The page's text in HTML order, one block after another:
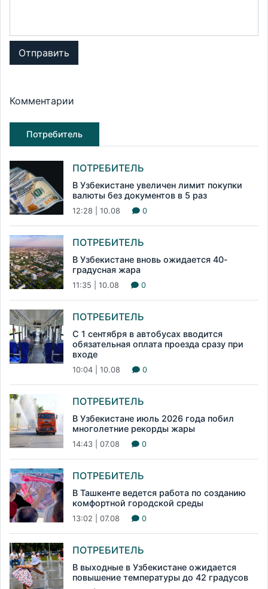
Отправить
Комментарии
Потребитель
ПОТРЕБИТЕЛЬ
В Узбекистане увеличен лимит покупки
валюты без документов в 5 раз
12:28 | 10.08 0
ПОТРЕБИТЕЛЬ
В Узбекистане вновь ожидается 40-
градусная жара
11:35 | 10.08 0
ПОТРЕБИТЕЛЬ
С 1 сентября в автобусах вводится
обязательная оплата проезда сразу при
входе
10:04 | 10.08 0
ПОТРЕБИТЕЛЬ
В Узбекистане июль 2026 года побил
многолетние рекорды жары
14:43 | 07.08 0
ПОТРЕБИТЕЛЬ
В Ташкенте ведется работа по созданию
комфортной городской среды
13:02 | 07.08 0
ПОТРЕБИТЕЛЬ
В выходные в Узбекистане ожидается
повышение температуры до 42 градусов